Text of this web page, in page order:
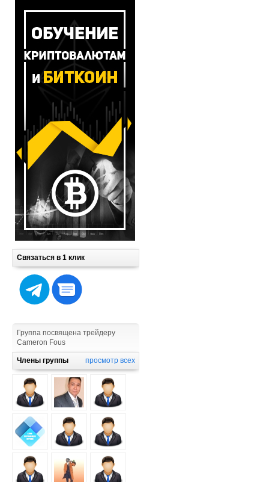
Связаться в 1 клик
Группа посвящена трейдеру
Cameron Fous
Члены группы просмотр всех